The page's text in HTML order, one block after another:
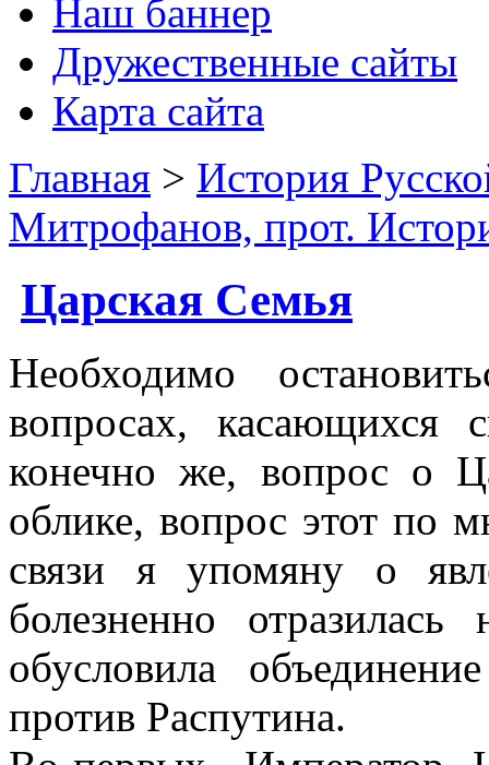
Наш баннер
Дружественные сайты
Карта сайта
Главная > История
Митрофанов, прот.
Царская Семья
Необходимо
вопросах, касающихся
конечно же, вопрос о
облике, вопрос этот по
связи я упомяну о
болезненно
обусловила
против Распутина.